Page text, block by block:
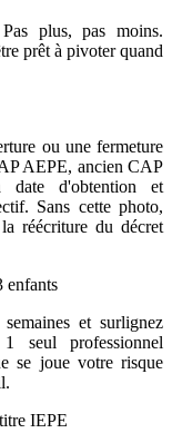
plus, pas moins.
prêt à pivoter quand
ou une fermeture
AEPE, ancien CAP
date d'obtention et
Sans cette photo,
réécriture du décret
enfants
et surlignez
seul professionnel
se joue votre risque
IEPE